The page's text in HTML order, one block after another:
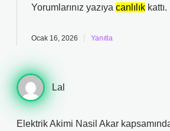
Yorumlarınız yazıya canlılık kattı.
Ocak 16, 2026 Yanıtla
Lal
Elektrik Akimi Nasil Akar